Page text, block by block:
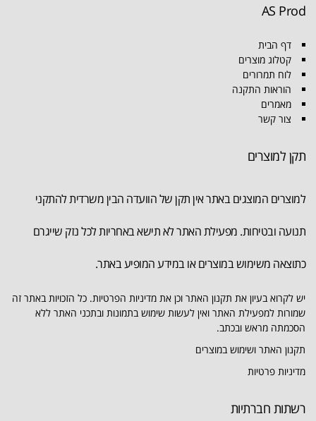
AS Prod
דף הבית
קטלוג מוצרים
לוח תמרורים
הוראות התקנה
מאמרים
צור קשר
תקן למוצרים
למוצרים המוצגים באתר אין תקן של הוועדה הבין משרדית להתקני
תנועה ובטיחות. מפעילת האתר לא תישא באחריות לכל נזק שייגרם
כתוצאה משימוש במוצרים או במידע המופיע באתר.
יש לקרוא בעיון את תקנון האתר וכן את מדיניות הפרטיות. כל הזכויות באתר זה
שמורות למפעילת האתר ואין לעשות שימוש בתמונות ובתכני האתר ללא
הסכמתה מראש ובכתב.
תקנון האתר ושימוש במוצרים
מדיניות פרטיות
רשתות חברתיות